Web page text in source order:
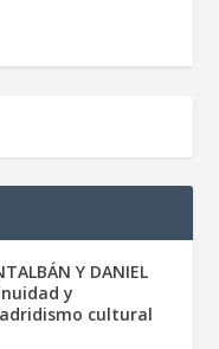
Y DANIEL
y
cultural